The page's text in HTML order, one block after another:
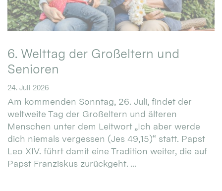
6. Welttag der Großeltern und
Senioren
24. Juli 2026
Am kommenden Sonntag, 26. Juli, findet der
weltweite Tag der Großeltern und älteren
Menschen unter dem Leitwort „Ich aber werde
dich niemals vergessen (Jes 49,15)“ statt. Papst
Leo XIV. führt damit eine Tradition weiter, die auf
Papst Franziskus zurückgeht. ...